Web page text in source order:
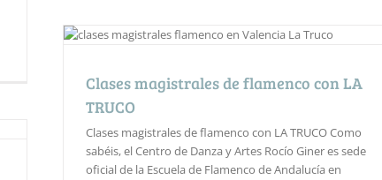
Clases magistrales de flamenco con LA
TRUCO
Clases magistrales de flamenco con LA TRUCO Como
sabéis, el Centro de Danza y Artes Rocío Giner es sede
oficial de la Escuela de Flamenco de Andalucía en